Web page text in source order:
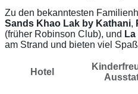
Zu den bekanntesten
Sands Khao Lak by Kathani,
(früher Robinson Club), und
am Strand und bieten viel
Hotel